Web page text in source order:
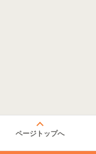
ページトップへ